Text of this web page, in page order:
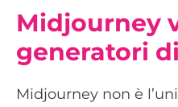
Midjourney
generatori
Midjourney non è